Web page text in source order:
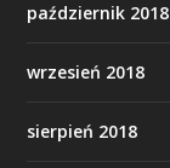
październik 2018
wrzesień 2018
sierpień 2018